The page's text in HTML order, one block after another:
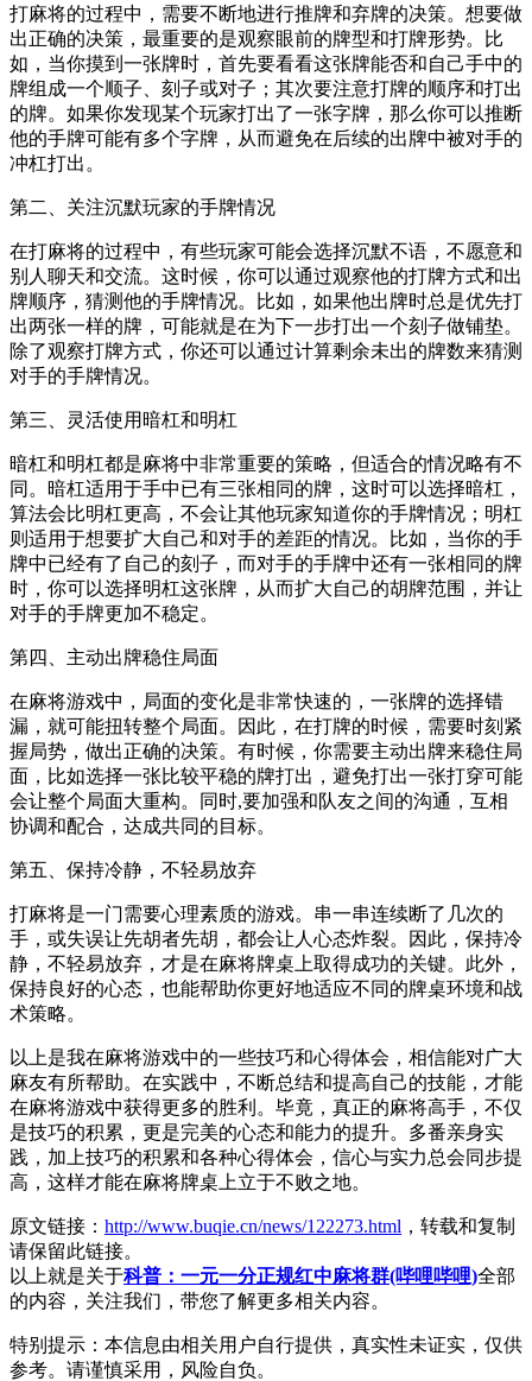
打麻将的过程中，需要不断地进行推牌和弃牌的决策。想要做
出正确的决策，最重要的是观察眼前的牌型和打牌形势。比
如，当你摸到一张牌时，首先要看看这张牌能否和自己手中的
牌组成一个顺子、刻子或对子；其次要注意打牌的顺序和打出
的牌。如果你发现某个玩家打出了一张字牌，那么你可以推断
他的手牌可能有多个字牌，从而避免在后续的出牌中被对手的
冲杠打出。
第二、关注沉默玩家的手牌情况
在打麻将的过程中，有些玩家可能会选择沉默不语，不愿意和
别人聊天和交流。这时候，你可以通过观察他的打牌方式和出
牌顺序，猜测他的手牌情况。比如，如果他出牌时总是优先打
出两张一样的牌，可能就是在为下一步打出一个刻子做铺垫。
除了观察打牌方式，你还可以通过计算剩余未出的牌数来猜测
对手的手牌情况。
第三、灵活使用暗杠和明杠
暗杠和明杠都是麻将中非常重要的策略，但适合的情况略有不
同。暗杠适用于手中已有三张相同的牌，这时可以选择暗杠，
算法会比明杠更高，不会让其他玩家知道你的手牌情况；明杠
则适用于想要扩大自己和对手的差距的情况。比如，当你的手
牌中已经有了自己的刻子，而对手的手牌中还有一张相同的牌
时，你可以选择明杠这张牌，从而扩大自己的胡牌范围，并让
对手的手牌更加不稳定。
第四、主动出牌稳住局面
在麻将游戏中，局面的变化是非常快速的，一张牌的选择错
漏，就可能扭转整个局面。因此，在打牌的时候，需要时刻紧
握局势，做出正确的决策。有时候，你需要主动出牌来稳住局
面，比如选择一张比较平稳的牌打出，避免打出一张打穿可能
会让整个局面大重构。同时,要加强和队友之间的沟通，互相
协调和配合，达成共同的目标。
第五、保持冷静，不轻易放弃
打麻将是一门需要心理素质的游戏。串一串连续断了几次的
手，或失误让先胡者先胡，都会让人心态炸裂。因此，保持冷
静，不轻易放弃，才是在麻将牌桌上取得成功的关键。此外，
保持良好的心态，也能帮助你更好地适应不同的牌桌环境和战
术策略。
以上是我在麻将游戏中的一些技巧和心得体会，相信能对广大
麻友有所帮助。在实践中，不断总结和提高自己的技能，才能
在麻将游戏中获得更多的胜利。毕竟，真正的麻将高手，不仅
是技巧的积累，更是完美的心态和能力的提升。多番亲身实
践，加上技巧的积累和各种心得体会，信心与实力总会同步提
高，这样才能在麻将牌桌上立于不败之地。
原文链接： http://www.buqie.cn/news/122273.html ，转载和复制
请保留此链接。
以上就是关于科普：一元一分正规红中麻将群(哔哩哔哩)全部
的内容，关注我们，带您了解更多相关内容。
特别提示：本信息由相关用户自行提供，真实性未证实，仅供
参考。请谨慎采用，风险自负。